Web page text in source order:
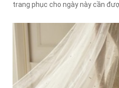
trang phục cho ngày này cần